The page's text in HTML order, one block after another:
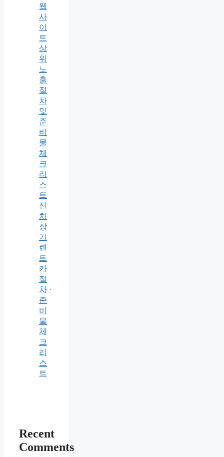
웹
사
이
트
상
위
노
출
절
차
및
준
비
물
체
크
리
스
트
신
차
장
기
렌
트
카
절
차 ·
준
비
물
체
크
리
스
트
Recent
Comments